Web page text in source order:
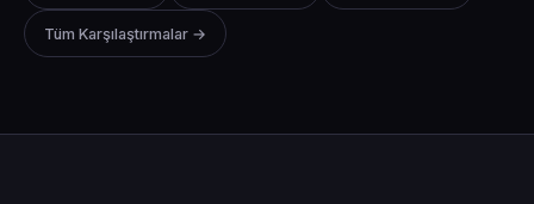
Tüm Karşılaştırmalar →